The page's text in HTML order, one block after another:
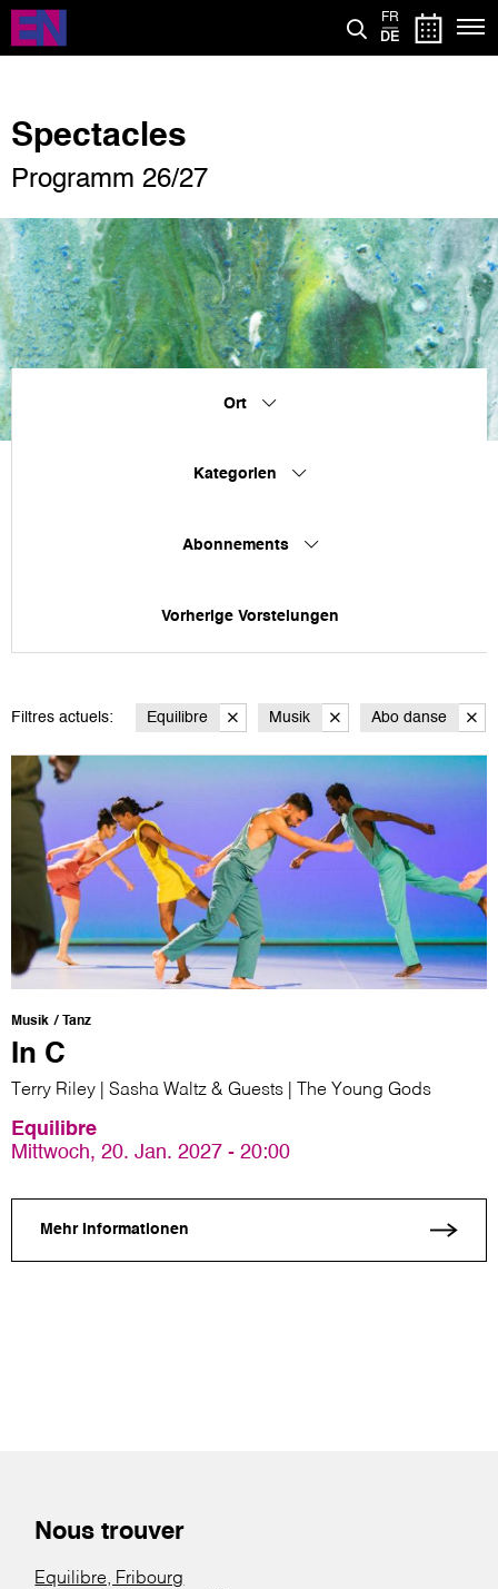
Direkt
zum
Inhalt
FR
DE
Spectacles
Programm 26/27
Ort
Kategorien
Abonnements
Vorherige Vorstelungen
Filtres actuels: Equilibre Musik Abo danse
Musik Tanz
In C
Terry Riley | Sasha Waltz & Guests | The Young Gods
Equilibre
Mittwoch, 20. Jan. 2027 - 20:00
Mehr Informationen
Nous trouver
Equilibre, Fribourg